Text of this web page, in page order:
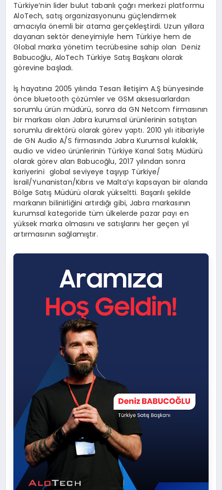
Türkiye’nin lider bulut tabanlı çağrı merkezi platformu
AloTech, satış organizasyonunu güçlendirmek
amacıyla önemli bir atama gerçekleştirdi. Uzun yıllara
dayanan sektör deneyimiyle hem Türkiye hem de
Global marka yönetim tecrübesine sahip olan Deniz
Babucoğlu, AloTech Türkiye Satış Başkanı olarak
görevine başladı.
İş hayatına 2005 yılında Tesan İletişim A.Ş bünyesinde
önce bluetooth çözümler ve GSM aksesuarlardan
sorumlu ürün müdürü, sonra da GN Netcom firmasının
bir markası olan Jabra kurumsal ürünlerinin satıştan
sorumlu direktörü olarak görev yaptı. 2010 yılı itibariyle
de GN Audio A/S firmasında Jabra Kurumsal kulaklık,
audio ve video ürünlerinin Türkiye Kanal Satış Müdürü
olarak görev alan Babucoğlu, 2017 yılından sonra
kariyerini global seviyeye taşıyıp Türkiye/
İsrail/Yunanistan/Kıbrıs ve Malta’yı kapsayan bir alanda
Bölge Satış Müdürü olarak yükseltti. Başarılı şekilde
markanın bilinirliğini artırdığı gibi, Jabra markasının
kurumsal kategoride tüm ülkelerde pazar payı en
yüksek marka olmasını ve satışlarını her geçen yıl
artırmasının sağlamıştır.